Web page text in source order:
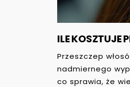
ILE KOSZTUJE
Przeszczep
nadmiernego
co sprawia, że